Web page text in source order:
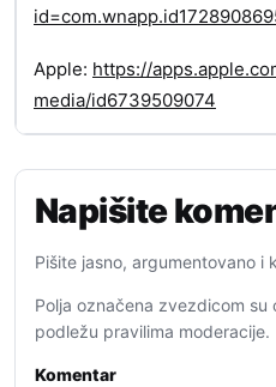
Apple: https://
media/id6739509074
Napišite
Pišite jasno, argumentovano i
Polja označena zvezdicom su
podležu pravilima moderacije.
Komentar